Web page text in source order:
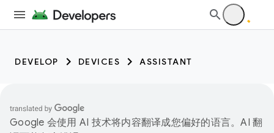
DEVELOP DEVICES ASSISTANT
Google 会使用 AI 技术将内容翻译成您偏好的语言。AI 翻